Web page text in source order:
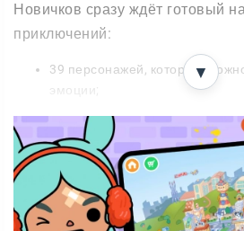
Новичков сразу ждёт готовый
приключений:
39 персонажей, которым
эмоции;
городок из восьми локаций с
деталями;
обставленный жилой дом,
под себя;
множество предметов, а
неделю.
▼